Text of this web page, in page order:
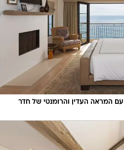
המראה העדין והרומנטי של חדר